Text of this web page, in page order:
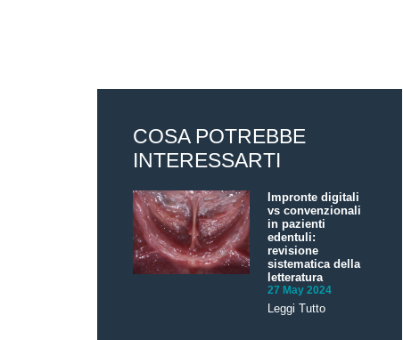
COSA POTREBBE
INTERESSARTI
Impronte digitali
vs convenzionali
in pazienti
edentuli:
revisione
sistematica della
letteratura
27 May 2024
Leggi Tutto